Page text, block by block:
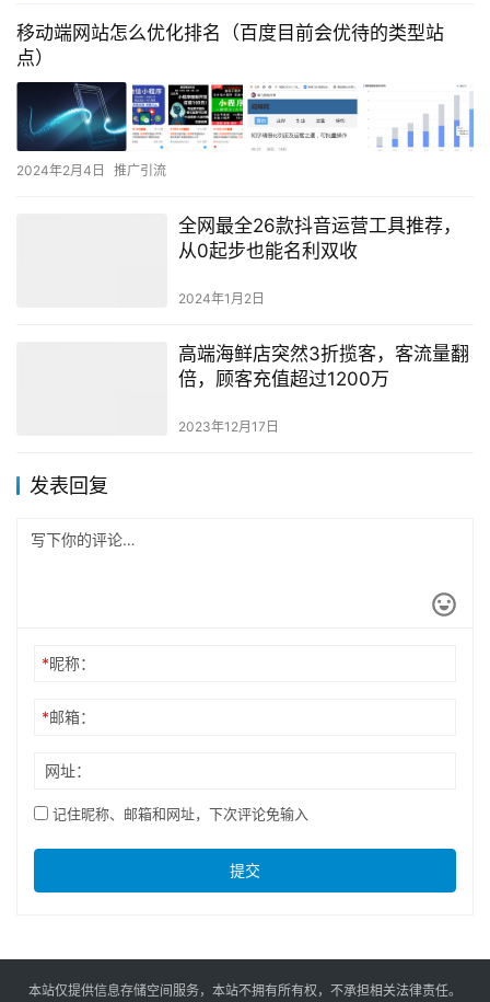
移动端网站怎么优化排名（百度目前会优待的类型站
点）
2024年2月4日 推广引流
全网最全26款抖音运营工具推荐，
从0起步也能名利双收
2024年1月2日
高端海鲜店突然3折揽客，客流量翻
倍，顾客充值超过1200万
2023年12月17日
发表回复
*昵称：
*邮箱：
网址：
记住昵称、邮箱和网址，下次评论免输入
提交
本站仅提供信息存储空间服务，本站不拥有所有权，不承担相关法律责任。